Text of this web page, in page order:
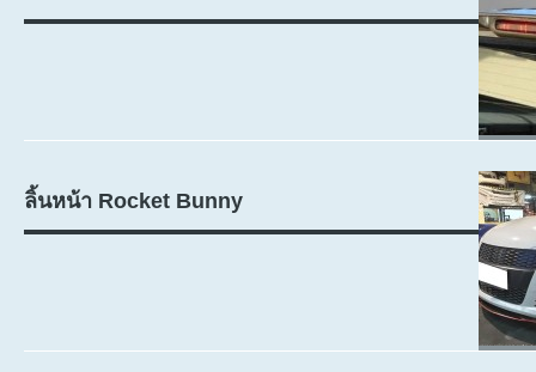
ลิ้นหน้า Rocket Bunny